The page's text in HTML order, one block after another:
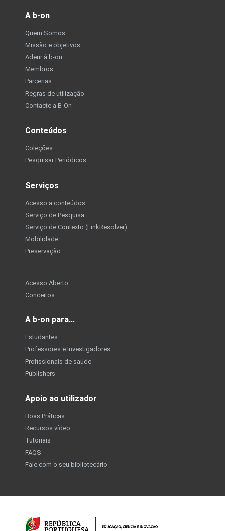
A b-on
Quem Somos
Missão e objetivos
Aderir à b-on
Membros
Parcerias
Regras de utilização
Contacte a B-On
Conteúdos
Coleções
Pesquisar Periódicos
Serviços
Acesso a conteúdos
Serviço de Pesquisa
Serviço de Contexto (LinkResolver)
Mobilidade
Preservação
Acesso Aberto
Conceitos
A b-on para...
Estudantes
Professores e Investigadores
Profissionais de saúde
Publishers
Apoio ao utilizador
Boas Práticas
Recursos vídeo
Tutoriais
FAQS
Fale com o seu bibliotecário